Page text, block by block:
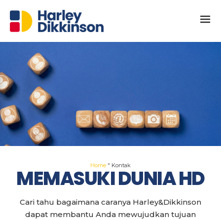
Home " Kontak
MEMASUKI DUNIA HD
Cari tahu bagaimana caranya Harley&Dikkinson
dapat membantu Anda mewujudkan tujuan